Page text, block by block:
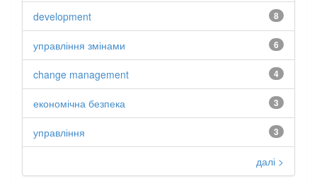
8
development
6
управління змінами
4
change management
3
економічна безпека
3
управління
далі >